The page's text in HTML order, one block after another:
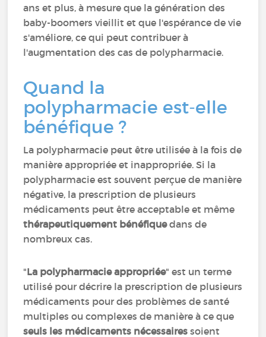
ans et plus, à mesure que la génération des
baby-boomers vieillit et que l'espérance de vie
s'améliore, ce qui peut contribuer à
l'augmentation des cas de polypharmacie.
Quand la
polypharmacie est-elle
bénéfique ?
La polypharmacie peut être utilisée à la fois de
manière appropriée et inappropriée. Si la
polypharmacie est souvent perçue de manière
négative, la prescription de plusieurs
médicaments peut être acceptable et même
thérapeutiquement bénéfiquedans de
nombreux cas.
"La polypharmacie appropriée" est un terme
utilisé pour décrire la prescription de plusieurs
médicaments pour des problèmes de santé
multiples ou complexes de manière à ce que
seuls les médicaments nécessaires soient